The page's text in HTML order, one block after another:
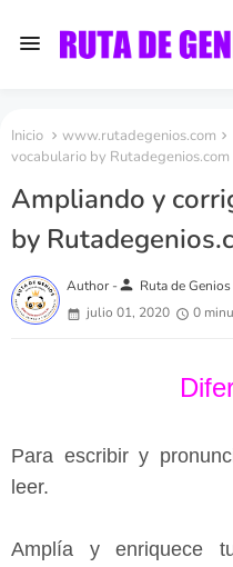
Inicio www.rutadegenios.com
vocabulario by Rutadegenios.com
Ampliando y
by
Author -person Ruta de Genios
julio 01, 2020
0
Para escribir y
leer.
Amplía y enriquece